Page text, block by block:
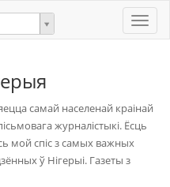
Toggle
самай населенай краінай
журналістыкі. Ёсць
мой спіс з самых важных
ў Нігерыі. Газеты з